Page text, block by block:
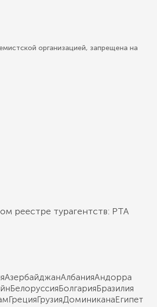
организацией, запрещена на
реестре турагентств: РТА
АзербайджанАлбанияАндорра
БелоруссияБолгарияБразилия
ГрецияГрузияДоминиканаЕгипет